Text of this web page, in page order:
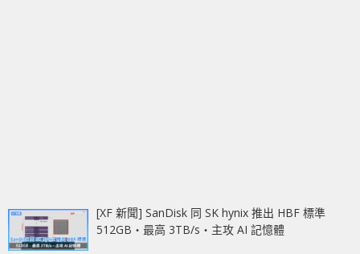
[XF 新聞] SanDisk 同 SK hynix 推出 HBF 標準
512GB‧最高 3TB/s‧主攻 AI 記憶體